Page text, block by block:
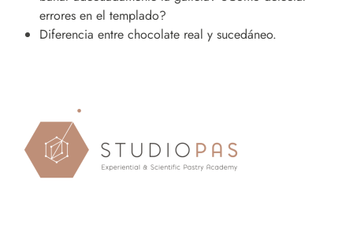
errores en el templado?
Diferencia entre chocolate real y sucedáneo.